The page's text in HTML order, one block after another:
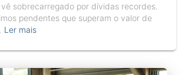
sobrecarregado por dívidas recordes.
pendentes que superam o valor de
Ler mais